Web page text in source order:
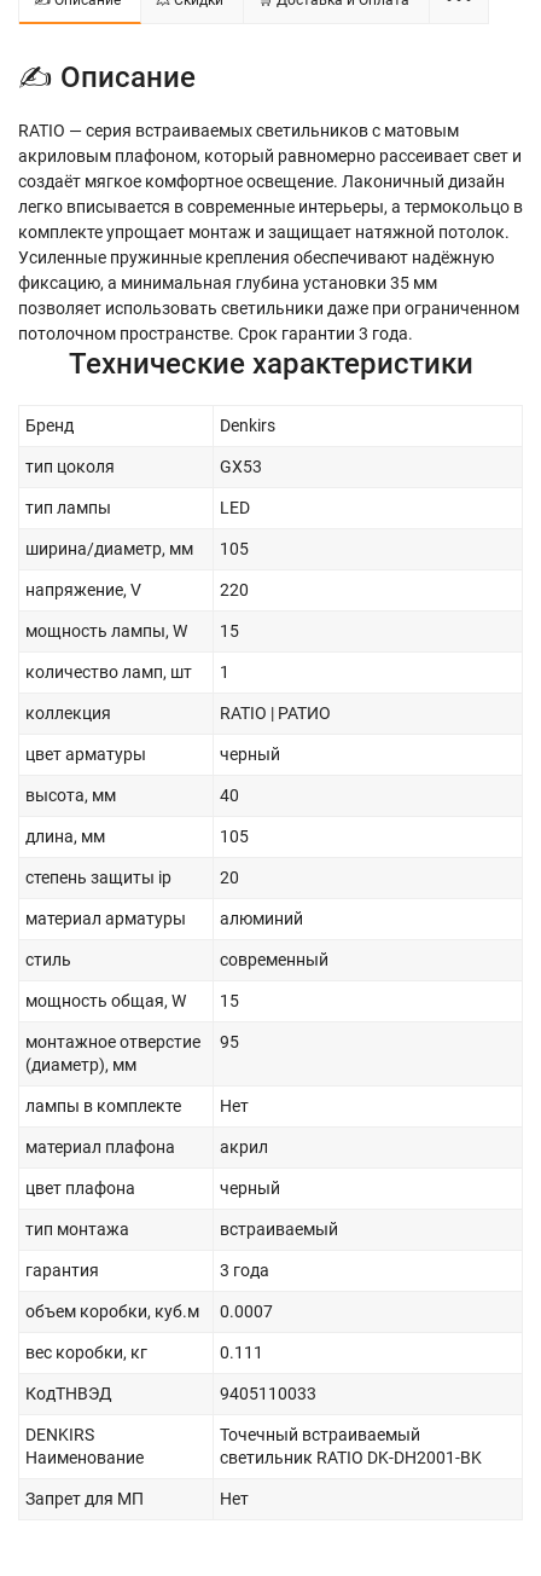
✍ Описание
RATIO — серия встраиваемых светильников с матовым
акриловым плафоном, который равномерно рассеивает свет и
создаёт мягкое комфортное освещение. Лаконичный дизайн
легко вписывается в современные интерьеры, а термокольцо в
комплекте упрощает монтаж и защищает натяжной потолок.
Усиленные пружинные крепления обеспечивают надёжную
фиксацию, а минимальная глубина установки 35 мм
позволяет использовать светильники даже при ограниченном
потолочном пространстве. Срок гарантии 3 года.
Технические характеристики
Бренд Denkirs
тип цоколя GX53
тип лампы LED
ширина/диаметр, мм 105
напряжение, V 220
мощность лампы, W 15
количество ламп, шт 1
коллекция RATIO | РАТИО
цвет арматуры черный
высота, мм 40
длина, мм 105
степень защиты ip 20
материал арматуры алюминий
стиль современный
мощность общая, W 15
монтажное отверстие
(диаметр), мм
95
лампы в комплекте Нет
материал плафона акрил
цвет плафона черный
тип монтажа встраиваемый
гарантия 3 года
объем коробки, куб.м 0.0007
вес коробки, кг 0.111
КодТНВЭД 9405110033
DENKIRS
Наименование
Точечный встраиваемый
светильник RATIO DK-DH2001-BK
Запрет для МП Нет